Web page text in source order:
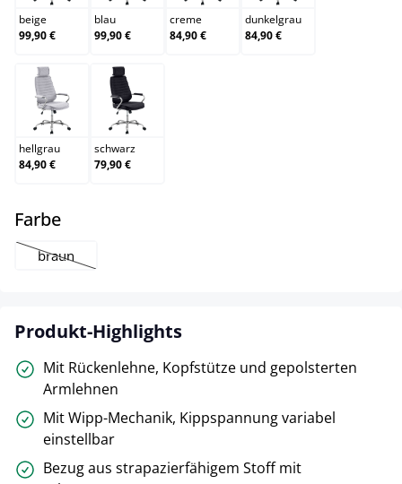
beige
99,90 €
blau
99,90 €
creme
84,90 €
dunkelgrau
84,90 €
hellgrau
hellgrau
84,90 €
schwarz
schwarz
79,90 €
Farbeauswählen
braun
(Diese Option ist zurzeit nicht verfügbar.)
Produkt-Highlights
Mit Rückenlehne, Kopfstütze und gepolsterten
Armlehnen
Mit Wipp-Mechanik, Kippspannung variabel
einstellbar
Bezug aus strapazierfähigem Stoff mit